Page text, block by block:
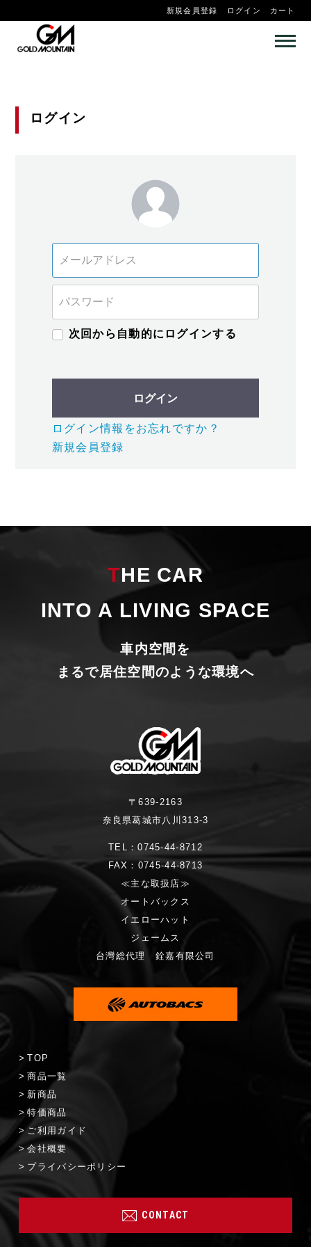
新規会員登録 ログイン カート
ログイン
次回から自動的にログインする
ログイン
ログイン情報をお忘れですか？
新規会員登録
THE CAR
INTO A LIVING SPACE
車内空間を
まるで居住空間のような環境へ
〒639-2163
奈良県葛城市八川313-3
TEL：0745-44-8712
FAX：0745-44-8713
≪主な取扱店≫
オートバックス
イエローハット
ジェームス
台灣総代理 銓嘉有限公司
TOP
商品一覧
新商品
特価商品
ご利用ガイド
会社概要
プライバシーポリシー
CONTACT